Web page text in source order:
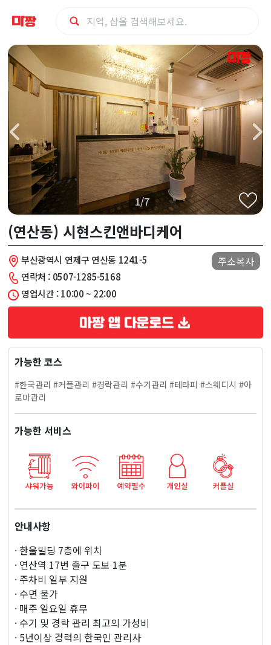
연
제
구
(연
산
동)
시
현
스
킨
앤
바
디
케
사
지
1/7
(연산동) 시현스킨앤바디케어
부산광역시 연제구 연산동 1241-5 주소복사
연락처 : 0507-1285-5168
영업시간 : 10:00 ~ 22:00
가능한 코스
#한국관리 #커플관리 #경락관리 #수기관리 #테라피 #스웨디시 #아
로마관리
가능한 서비스
안내사항
· 한울빌딩 7층에 위치
· 연산역 17번 출구 도보 1분
· 주차비 일부 지원
· 수면 불가
· 매주 일요일 휴무
· 수기 및 경락 관리 최고의 가성비
· 5년이상 경력의 한국인 관리사